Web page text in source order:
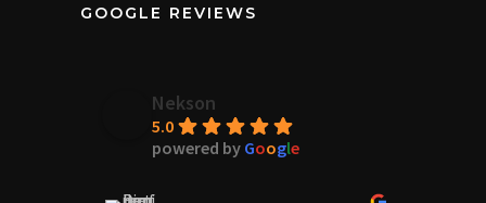
GOOGLE REVIEWS
Nekson
5.0
powered by Google